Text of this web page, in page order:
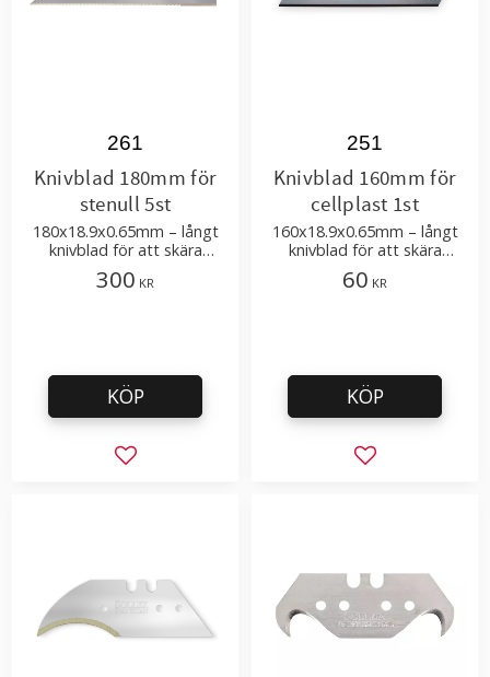
Knivblad 180mm för
stenull 5st
180x18.9x0.65mm – långt
knivblad för att skära
stenull, mineralull och
isoleringsmaterial
261
300 KR
Lägg till i favoriter
KÖP
Knivblad 160mm för
cellplast 1st
160x18.9x0.65mm – långt
knivblad för att skära
cellplast, frigolit, isolering
251
60 KR
Lägg till i
KÖP